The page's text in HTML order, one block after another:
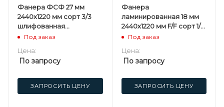
Фанера ФСФ 27 мм
2440х1220 мм сорт 3/3
шлифованная
березовая
Под заказ
Цена:
По запросу
ЗАПРОСИТЬ ЦЕНУ
Фанера
ламинированная 18 мм
2440х1220 мм F/F сорт 1/1
березовая SVEZA-DECK
Под заказ
Цена:
По запросу
ЗАПРОСИТЬ ЦЕНУ